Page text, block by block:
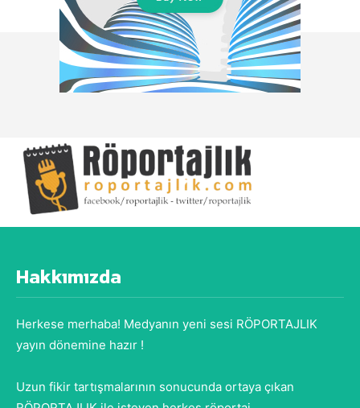
Hakkımızda
Herkese merhaba! Medyanın yeni sesi RÖPORTAJLIK
yayın dönemine hazır !
Uzun fikir tartışmalarının sonucunda ortaya çıkan